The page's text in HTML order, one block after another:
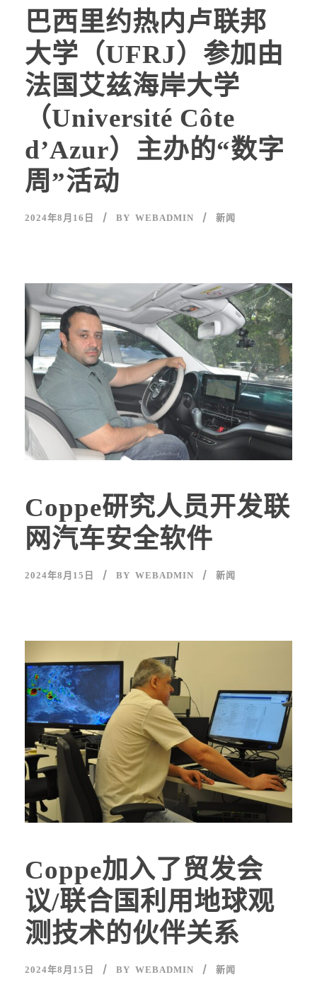
巴西里约热内卢联邦
大学（UFRJ）参加由
法国艾兹海岸大学
（Université Côte
d’Azur）主办的“数字
周”活动
2024年8月16日 BY WEBADMIN 新闻
Coppe研究人员开发联
网汽车安全软件
2024年8月15日 BY WEBADMIN 新闻
Coppe加入了贸发会
议/联合国利用地球观
测技术的伙伴关系
2024年8月15日 BY WEBADMIN 新闻